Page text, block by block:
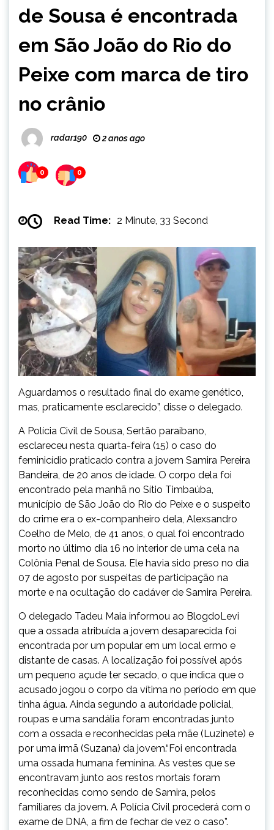
de Sousa é encontrada
em São João do Rio do
Peixe com marca de tiro
no crânio
radar190 2 anos ago
0 0
Read Time: 2 Minute, 33 Second
Aguardamos o resultado final do exame genético,
mas, praticamente esclarecido”, disse o delegado.
A Polícia Civil de Sousa, Sertão paraibano,
esclareceu nesta quarta-feira (15) o caso do
feminicídio praticado contra a jovem Samira Pereira
Bandeira, de 20 anos de idade. O corpo dela foi
encontrado pela manhã no Sítio Timbaúba,
município de São João do Rio do Peixe e o suspeito
do crime era o ex-companheiro dela, Alexsandro
Coelho de Melo, de 41 anos, o qual foi encontrado
morto no último dia 16 no interior de uma cela na
Colônia Penal de Sousa. Ele havia sido preso no dia
07 de agosto por suspeitas de participação na
morte e na ocultação do cadáver de Samira Pereira.
O delegado Tadeu Maia informou ao BlogdoLevi
que a ossada atribuída a jovem desaparecida foi
encontrada por um popular em um local ermo e
distante de casas. A localização foi possível após
um pequeno açude ter secado, o que indica que o
acusado jogou o corpo da vítima no período em que
tinha água. Ainda segundo a autoridade policial,
roupas e uma sandália foram encontradas junto
com a ossada e reconhecidas pela mãe (Luzinete) e
por uma irmã (Suzana) da jovem.“Foi encontrada
uma ossada humana feminina. As vestes que se
encontravam junto aos restos mortais foram
reconhecidas como sendo de Samira, pelos
familiares da jovem. A Polícia Civil procederá com o
exame de DNA, a fim de fechar de vez o caso”.